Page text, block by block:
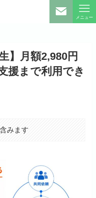
メニュー
】月額2,980円
援まで利用でき
みます